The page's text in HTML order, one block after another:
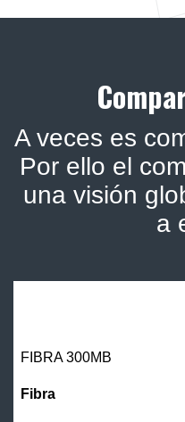
A veces es
Por ello el
una visión
a
FIBRA 300MB